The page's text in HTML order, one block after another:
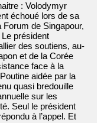
: Volodymyr
échoué lors de sa
de Singapour,
président
des soutiens, au-
et de la Corée
face à la
aidée par la
quasi bredouille
sur les
Seul le président
à l’appel. Et